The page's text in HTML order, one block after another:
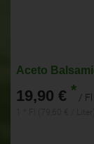
Aceto
19,90 € * / Fl